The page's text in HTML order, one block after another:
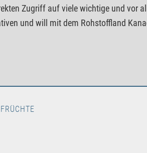
Zugriff auf viele wichtige und vor
und will mit dem Rohstoffland